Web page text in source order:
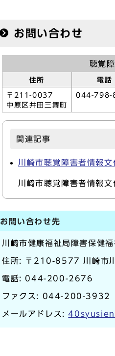
お問い合わせ
聴覚
住所 電話
〒211-0037
中原区井田三舞町
044-798-
関連記事
川崎市聴覚障害者情報文
川崎市聴覚障害者情報文
お問い合わせ先
川崎市健康福祉局障害保健
住所: 〒210-8577 川崎市
電話: 044-200-2676
ファクス: 044-200-3932
メールアドレス: